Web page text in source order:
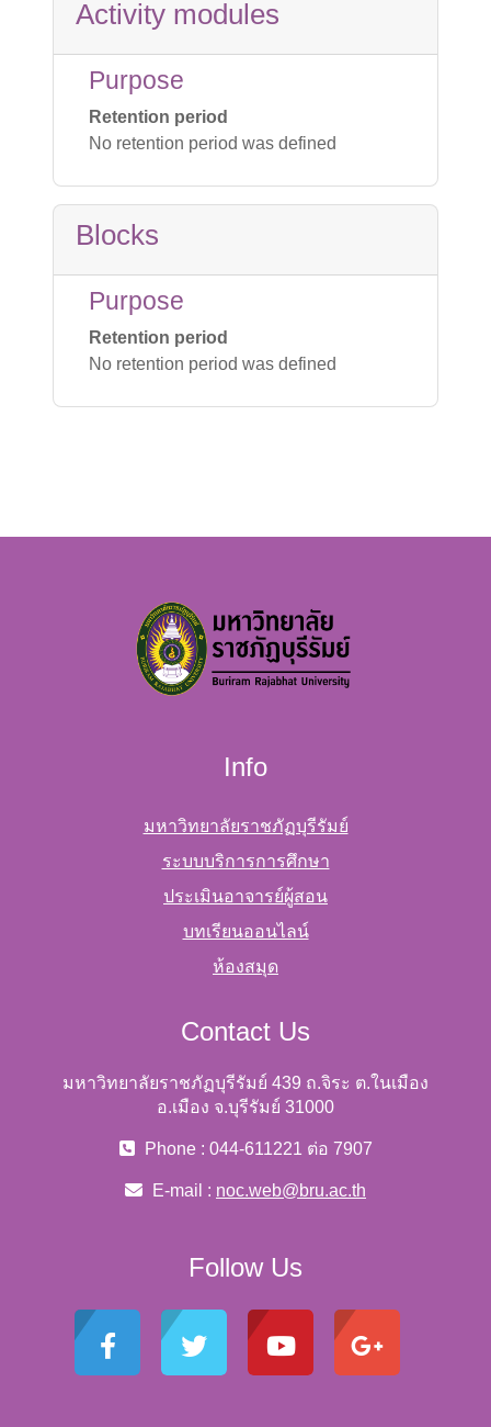
Activity modules
Purpose
Retention period
No retention period was defined
Blocks
Purpose
Retention period
No retention period was defined
Info
มหาวิทยาลัยราชภัฏบุรีรัมย์
ระบบบริการการศึกษา
ประเมินอาจารย์ผู้สอน
บทเรียนออนไลน์
ห้องสมุด
Contact Us
มหาวิทยาลัยราชภัฏบุรีรัมย์ 439 ถ.จิระ ต.ในเมือง
อ.เมือง จ.บุรีรัมย์ 31000
Phone : 044-611221 ต่อ 7907
E-mail : noc.web@bru.ac.th
Follow Us